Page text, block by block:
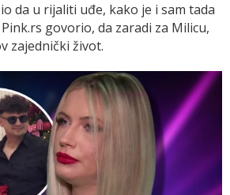
da u rijaliti uđe, kako je i sam tada
govorio, da zaradi za Milicu,
zajednički život.